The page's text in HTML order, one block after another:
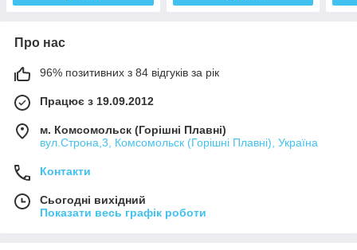
Про нас
96% позитивних з 84 відгуків за рік
Працює з 19.09.2012
м. Комсомольск (Горішні Плавні)
вул.Строна,3, Комсомольск (Горішні Плавні), Україна
Контакти
Сьогодні вихідний
Показати весь графік роботи